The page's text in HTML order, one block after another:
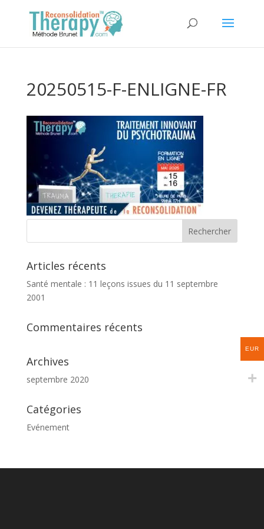
20250515-F-ENLIGNE-FR
Articles récents
Santé mentale : 11 leçons issues du 11 septembre
2001
Commentaires récents
Archives
septembre 2020
Catégories
Evénement
EUR